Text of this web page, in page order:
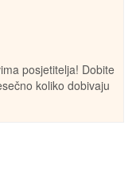
posjetitelja! Dobite
koliko dobivaju